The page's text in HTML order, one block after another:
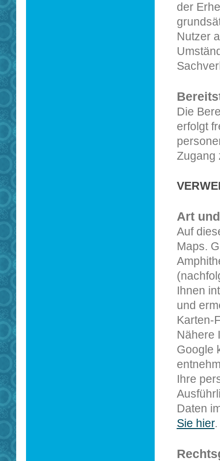
der
Nutzer
Die
erfolgt
Zugang
Art
Auf
Maps.
Ihnen
und
Karten-
Nähere
Google
Ihre
Daten
Sie hier.